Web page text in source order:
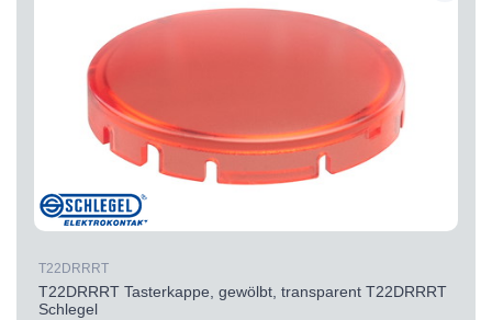
T22DRRRT
T22DRRRT Tasterkappe, gewölbt, transparent T22DRRRT
Schlegel